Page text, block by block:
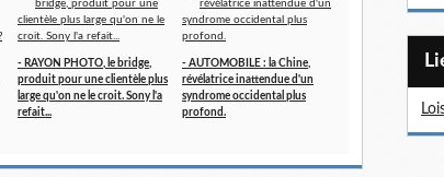
- RAYON PHOTO, le bridge,
produit pour une clientèle plus
large qu'on ne le croit. Sony l'a
refait...
- AUTOMOBILE : la Chine,
révélatrice inattendue d'un
syndrome occidental plus
profond.